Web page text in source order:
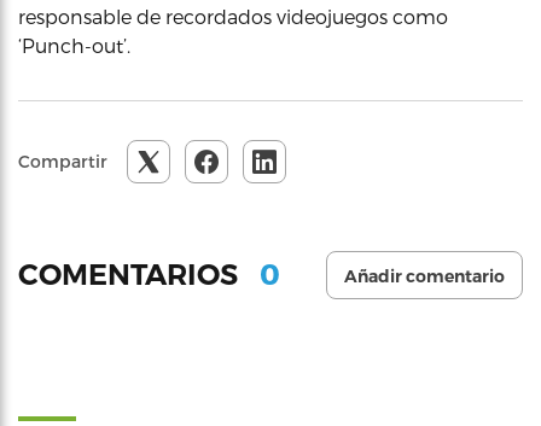
responsable de recordados videojuegos como
‘Punch-out’.
Compartir
COMENTARIOS 0 Añadir comentario